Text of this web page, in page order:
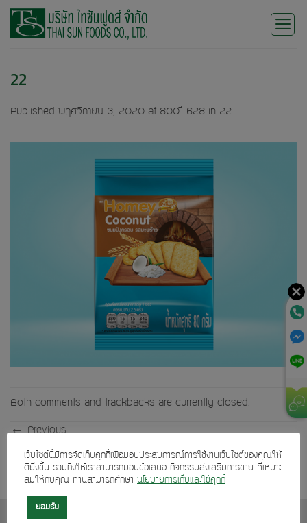
Skip
22
Published พฤศจิกายน 3, 2020 at 800 × 628 in 22
Both comments and trackbacks are currently closed.
←Previous
Next →
เว็บไซต์นี้มีการจัดเก็บคุกกี้เพื่อมอบประสบการณ์การใช้งานเว็บไซต์ของคุณให้
ดียิ่งขึ้น รวมถึงให้เราสามารถมอบข้อเสนอ กิจกรรมส่งเสริมการขาย ที่เหมาะ
สมให้กับคุณ ท่านสามารถศึกษา นโยบายการเก็บและใช้คุกกี้
ยอมรับ